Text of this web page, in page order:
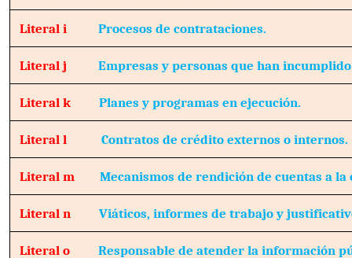
Literal iProcesos de contrataciones.
Literal jEmpresas y personas que han
Literal kPlanes y programas en ejecución.
Literal lContratos de crédito externos o internos.
Literal mMecanismos de rendición de cuentas a la
Literal nViáticos, informes de trabajo y
Literal oResponsable de atender la información